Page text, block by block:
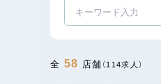
全 58 店舗 （114求人）